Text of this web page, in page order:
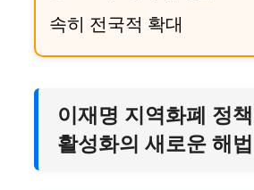
속히 전국적 확대
이재명 지역화폐 정
활성화의 새로운 해법